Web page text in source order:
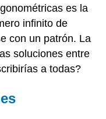
es la
infinito de
con un patrón. La
soluciones entre
a todas?